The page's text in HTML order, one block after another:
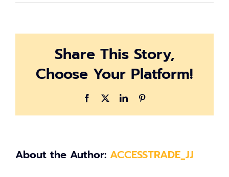
Share This Story,
Choose Your Platform!
Facebook LinkedIn
About the Author: ACCESSTRADE_JJ